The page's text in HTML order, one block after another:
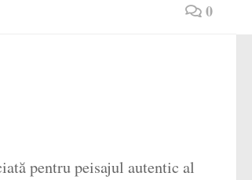
0
pentru peisajul autentic al